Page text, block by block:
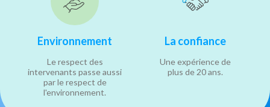
Environnement
Le respect des
intervenants passe aussi
par le respect de
l'environnement.
La confiance
Une expérience de
plus de 20 ans.